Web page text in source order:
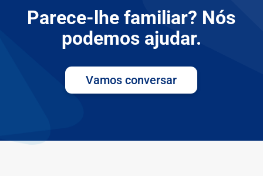
Parece-lhe familiar? Nós
podemos ajudar.
Vamos conversar